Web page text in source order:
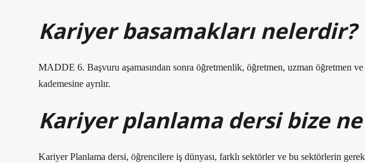
Kariyer basamakları nelerdir?
MADDE 6. Başvuru aşamasından sonra öğretmenlik, öğretmen, uzman öğretmen
kademesine ayrılır.
Kariyer planlama dersi bize
Kariyer Planlama dersi, öğrencilere iş dünyası, farklı sektörler ve bu sektörlerin